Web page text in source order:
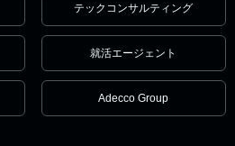
テックコンサルティング
就活エージェント
Adecco Group